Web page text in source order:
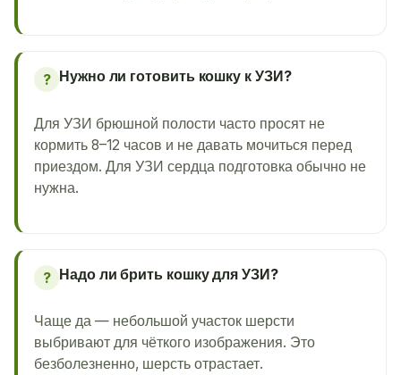
? Нужно ли готовить кошку к УЗИ?
Для УЗИ брюшной полости часто просят не
кормить 8–12 часов и не давать мочиться перед
приездом. Для УЗИ сердца подготовка обычно не
нужна.
? Надо ли брить кошку для УЗИ?
Чаще да — небольшой участок шерсти
выбривают для чёткого изображения. Это
безболезненно, шерсть отрастает.